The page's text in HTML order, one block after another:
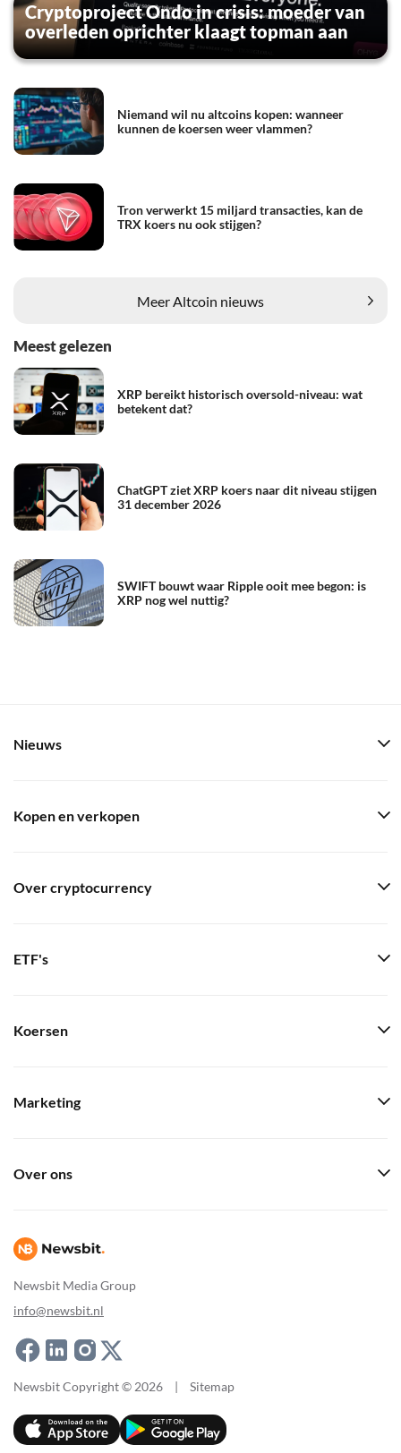
Cryptoproject Ondo in crisis: moeder van
overleden oprichter klaagt topman aan
Niemand wil nu altcoins kopen: wanneer
kunnen de koersen weer vlammen?
Tron verwerkt 15 miljard transacties, kan de
TRX koers nu ook stijgen?
Meer Altcoin nieuws
Meest gelezen
XRP bereikt historisch oversold-niveau: wat
betekent dat?
ChatGPT ziet XRP koers naar dit niveau stijgen
31 december 2026
SWIFT bouwt waar Ripple ooit mee begon: is
XRP nog wel nuttig?
Newsbit Media Group
info@newsbit.nl
Nieuws
Kopen en verkopen
Over cryptocurrency
ETF's
Koersen
Marketing
Over ons
Newsbit Copyright © 2026 | Sitemap